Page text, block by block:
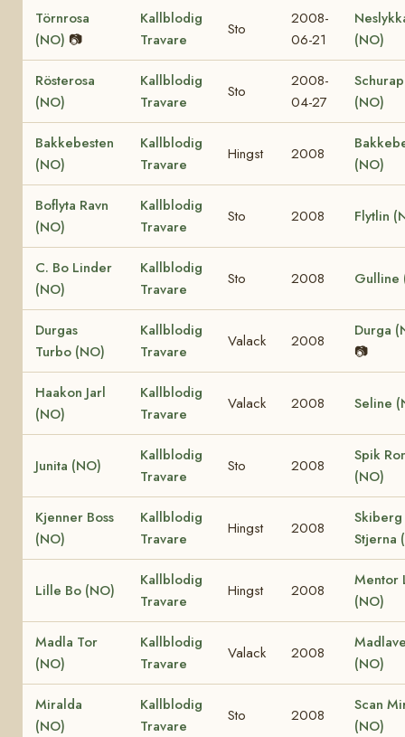
Törnrosa
(NO) 📷
Kallblodig
Travare
Sto
2008-
06-21
(NO)
Rösterosa
(NO)
Kallblodig
Travare
Sto
2008-
04-27
(NO)
Bakkebesten
(NO)
Kallblodig
Travare
Hingst 2008
(NO)
Boflyta Ravn
(NO)
Kallblodig
Travare
Sto 2008 Flytlin
C. Bo Linder
(NO)
Kallblodig
Travare
Sto 2008 Gulline
Durgas
Turbo (NO)
Kallblodig
Travare
Valack 2008
Durga
📷
Haakon Jarl
(NO)
Kallblodig
Travare
Valack 2008 Seline
Junita (NO)
Kallblodig
Travare
Sto 2008
Spik
(NO)
Kjenner Boss
(NO)
Kallblodig
Travare
Hingst 2008
Skiberg
Stjerna
Lille Bo (NO)
Kallblodig
Travare
Hingst 2008
Mentor
(NO)
Madla Tor
(NO)
Kallblodig
Travare
Valack 2008
(NO)
Miralda
(NO)
Kallblodig
Travare
Sto 2008
Scan
(NO)